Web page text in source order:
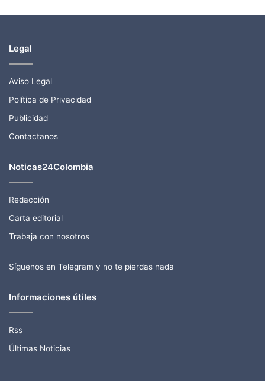
Legal
Aviso Legal
Política de Privacidad
Publicidad
Contactanos
Noticas24Colombia
Redacción
Carta editorial
Trabaja con nosotros
Síguenos en Telegram y no te pierdas nada
Informaciones útiles
Rss
Últimas Noticias